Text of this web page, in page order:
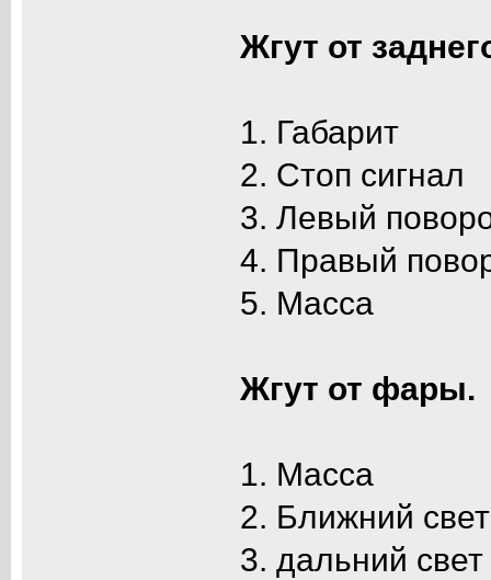
Жгут от
1. Габарит
2. Стоп сигнал
3. Левый
4. Правый
5. Масса
Жгут от фары.
1. Масса
2. Ближний свет
3. дальний свет